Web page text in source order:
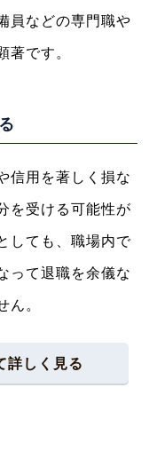
員などの専門職や
著です。
信用を著しく損な
を受ける可能性が
しても、職場内で
って退職を余儀な
ん。
詳しく見る